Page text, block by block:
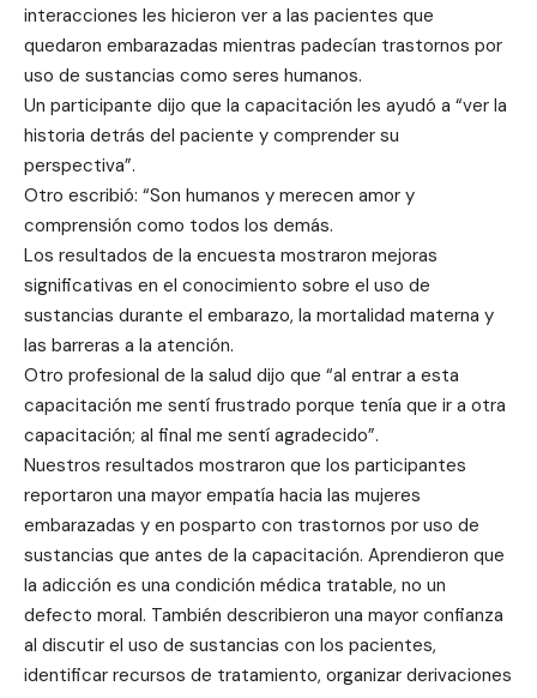
interacciones les hicieron ver a las pacientes que
quedaron embarazadas mientras padecían trastornos por
uso de sustancias como seres humanos.
Un participante dijo que la capacitación les ayudó a “ver la
historia detrás del paciente y comprender su
perspectiva”.
Otro escribió: “Son humanos y merecen amor y
comprensión como todos los demás.
Los resultados de la encuesta mostraron mejoras
significativas en el conocimiento sobre el uso de
sustancias durante el embarazo, la mortalidad materna y
las barreras a la atención.
Otro profesional de la salud dijo que “al entrar a esta
capacitación me sentí frustrado porque tenía que ir a otra
capacitación; al final me sentí agradecido”.
Nuestros resultados mostraron que los participantes
reportaron una mayor empatía hacia las mujeres
embarazadas y en posparto con trastornos por uso de
sustancias que antes de la capacitación. Aprendieron que
la adicción es una condición médica tratable, no un
defecto moral. También describieron una mayor confianza
al discutir el uso de sustancias con los pacientes,
identificar recursos de tratamiento, organizar derivaciones